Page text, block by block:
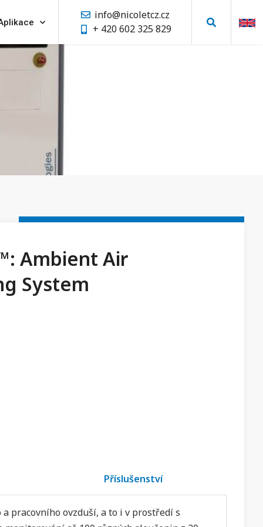
info@nicoletcz.cz
+ 420 602 325 829
Ambient Air
System
Příslušenství
pracovního ovzduší, a to i v prostředí s